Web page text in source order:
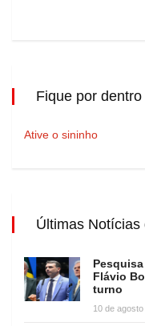
Fique por
Ative o sininho
Últimas Notícias
Flávio
turno
10 de